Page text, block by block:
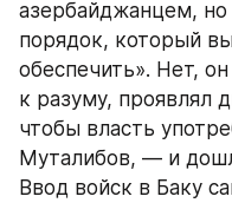
азербайджанцем, но
порядок, который
обеспечить». Нет,
к разуму, проявлял
чтобы власть
Муталибов, — и
Ввод войск в Баку